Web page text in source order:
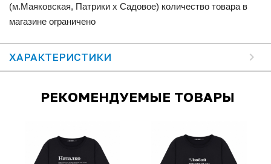
(м.Маяковская, Патрики x Садовое) количество товара в
магазине ограничено
ХАРАКТЕРИСТИКИ
РЕКОМЕНДУЕМЫЕ ТОВАРЫ